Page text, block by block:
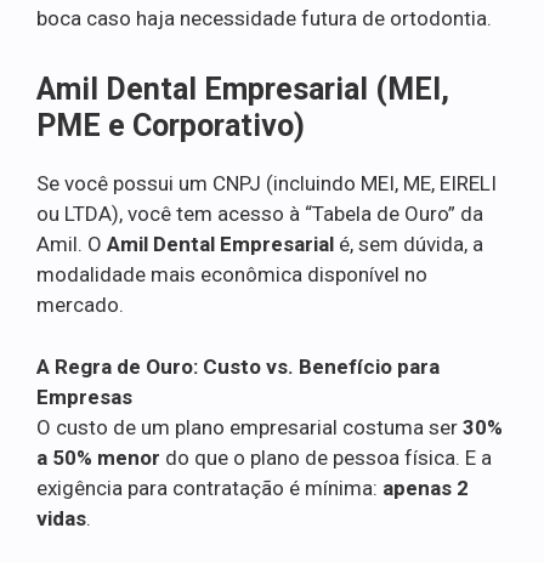
boca caso haja necessidade futura de ortodontia.
Amil Dental Empresarial (MEI,
PME e Corporativo)
Se você possui um CNPJ (incluindo MEI, ME, EIRELI
ou LTDA), você tem acesso à “Tabela de Ouro” da
Amil. O Amil Dental Empresarial é, sem dúvida, a
modalidade mais econômica disponível no
mercado.
A Regra de Ouro: Custo vs. Benefício para
Empresas
O custo de um plano empresarial costuma ser 30%
a 50% menor do que o plano de pessoa física. E a
exigência para contratação é mínima: apenas 2
vidas.